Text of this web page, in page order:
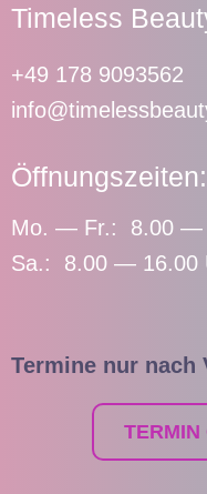
Timeless
+49 178 9093562
Öffnungszeiten:
Mo. — Fr.: 8.00 —
Sa.: 8.00 — 16.00
Termine nur nach
TERMIN